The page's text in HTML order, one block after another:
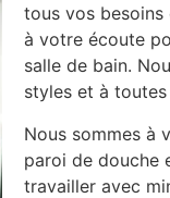
tous vos
à votre écoute
salle de bain.
styles et à
Nous sommes à
paroi de douche
travailler avec